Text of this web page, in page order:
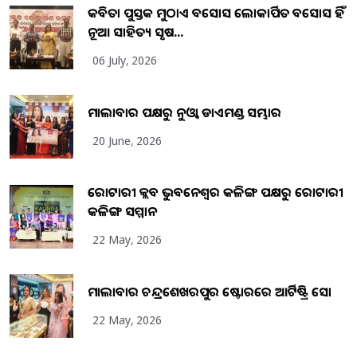
କବିତା ପୁସ୍ତକ ମୁଠାଏ ଅବସୋସ ଲୋକାର୍ପିତ ଅବସୋସ ହିଁ
ନୂଆ ସାହିତ୍ୟ ସୃଷ...
06 July, 2026
ମାଲାବାର ପକ୍ଷରୁ ନୁଓ୍ବା ଡାଏମଣ୍ଡ ସମ୍ଭାର
20 June, 2026
ରୋଟାରୀ କ୍ଲବ ଭୁବନେଶ୍ୱର କଳିଙ୍ଗ ପକ୍ଷରୁ ରୋଟାରୀ
କଳିଙ୍ଗ ସମ୍ମାନ
22 May, 2026
ମାଲାବାର ଚନ୍ଦ୍ରଶେଖରପୁର ଷ୍ଟୋରରେ ଆର୍ଟିଷ୍ଟ୍ରି ସୋ
22 May, 2026